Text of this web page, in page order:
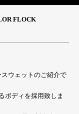
FLOCK
ウェットのご紹介で
ボディを採用致しま